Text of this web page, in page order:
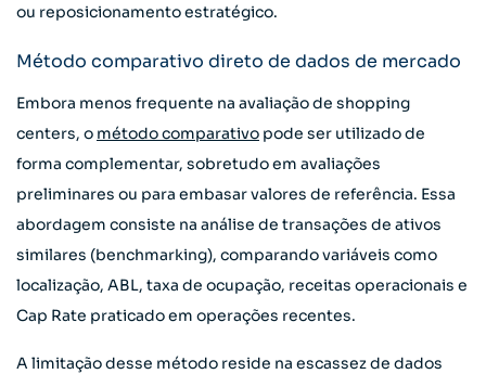
ou reposicionamento estratégico.
Método comparativo direto de dados de mercado
Embora menos frequente na avaliação de shopping
centers, o método comparativo pode ser utilizado de
forma complementar, sobretudo em avaliações
preliminares ou para embasar valores de referência. Essa
abordagem consiste na análise de transações de ativos
similares (benchmarking), comparando variáveis como
localização, ABL, taxa de ocupação, receitas operacionais e
Cap Rate praticado em operações recentes.
A limitação desse método reside na escassez de dados